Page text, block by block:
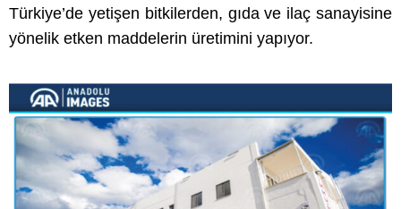
Türkiye’de yetişen bitkilerden, gıda ve ilaç sanayisine
yönelik etken maddelerin üretimini yapıyor.